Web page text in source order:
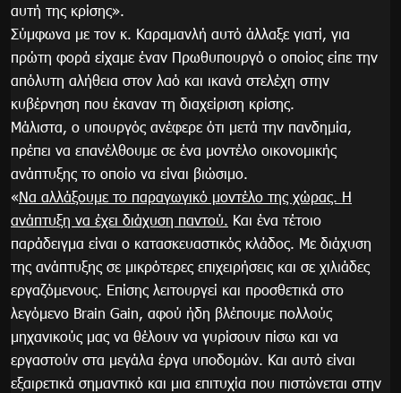
αυτή της κρίσης».
Σύμφωνα με τον κ. Καραμανλή αυτό άλλαξε γιατί, για
πρώτη φορά είχαμε έναν Πρωθυπουργό ο οποίος είπε την
απόλυτη αλήθεια στον λαό και ικανά στελέχη στην
κυβέρνηση που έκαναν τη διαχείριση κρίσης.
Μάλιστα, ο υπουργός ανέφερε ότι μετά την πανδημία,
πρέπει να επανέλθουμε σε ένα μοντέλο οικονομικής
ανάπτυξης το οποίο να είναι βιώσιμο.
«Να αλλάξουμε το παραγωγικό μοντέλο της χώρας. Η
ανάπτυξη να έχει διάχυση παντού. Και ένα τέτοιο
παράδειγμα είναι ο κατασκευαστικός κλάδος. Με διάχυση
της ανάπτυξης σε μικρότερες επιχειρήσεις και σε χιλιάδες
εργαζόμενους. Επίσης λειτουργεί και προσθετικά στο
λεγόμενο Brain Gain, αφού ήδη βλέπουμε πολλούς
μηχανικούς μας να θέλουν να γυρίσουν πίσω και να
εργαστούν στα μεγάλα έργα υποδομών. Και αυτό είναι
εξαιρετικά σημαντικό και μια επιτυχία που πιστώνεται στην